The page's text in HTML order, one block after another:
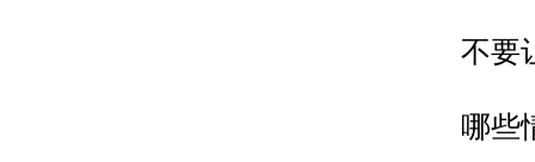
不要
哪些